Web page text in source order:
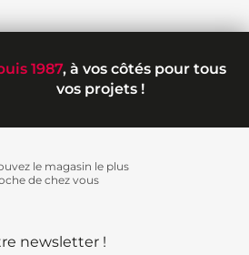
1987, à vos côtés pour tous
vos projets !
le magasin le plus
de chez vous
newsletter !